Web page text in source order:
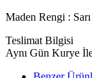
Maden Rengi : Sarı
Teslimat Bilgisi
Aynı Gün Kurye